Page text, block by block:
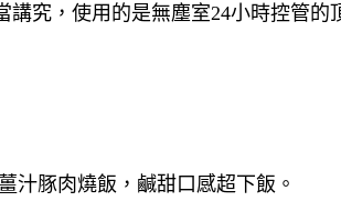
究，使用的是無塵室24小時控管
汁豚肉燒飯，鹹甜口感超下飯。